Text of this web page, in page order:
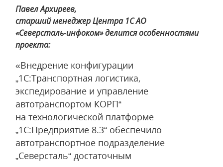
Павел Архиреев,
старший менеджер Центра 1С АО
«Северсталь‑инфоком» делится особенностями
проекта:
«Внедрение конфигурации
„1С:Транспортная логистика,
экспедирование и управление
автотранспортом КОРП“
на технологической платформе
„1С:Предприятие 8.3“ обеспечило
автотранспортное подразделение
„Северсталь“ достаточным